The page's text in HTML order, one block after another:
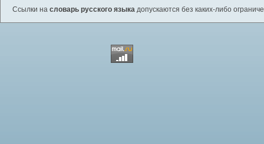
Ссылки на словарь русского языка допускаются без каких-либо